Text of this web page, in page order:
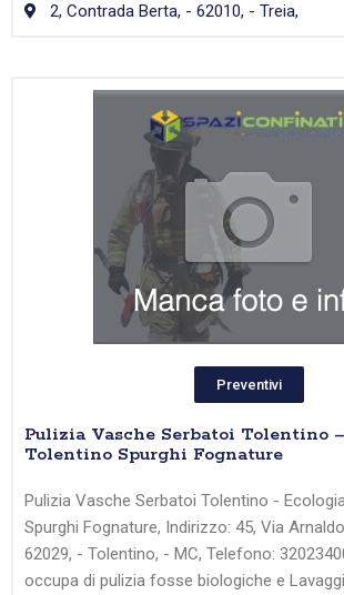
2, Contrada Berta, - 62010, - Treia,
Preventivi
Pulizia Vasche Serbatoi Tolentino
Tolentino Spurghi Fognature
Pulizia Vasche Serbatoi Tolentino -
Spurghi Fognature, Indirizzo: 45, Via
62029, - Tolentino, - MC, Telefono:
occupa di pulizia fosse biologiche e